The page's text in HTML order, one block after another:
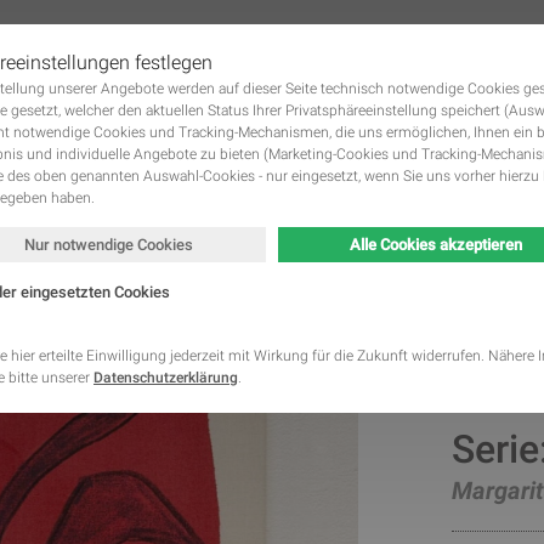
Navigation
überspringen
GALERIE DIE KÜNSTLER KUNST MIETEN UND KUNST
festlegen
unserer Angebote werden auf dieser Seite technisch notwendige Cookies
gesetzt, welcher den aktuellen Status Ihrer Privatsphäreeinstellung speichert
notwendige Cookies und Tracking-Mechanismen, die uns ermöglichen, Ihnen ein
und individuelle Angebote zu bieten (Marketing-Cookies und Tracking-
des oben genannten Auswahl-Cookies - nur eingesetzt, wenn Sie uns vorher hierzu
haben.
Nur notwendige Cookies Alle Cookies akzeptieren
eingesetzten Cookies
Notwendig
This cookie is native to PHP applications. The
store and identify a users' unique session ID for the
managing user session on the website. The cookie
Statistik
This cookie is used by Google Analytics to
Statistik 2 Jahre
to calculate visitor, session, campaign data and
information anonymously and assign a randomly
hier erteilte Einwilligung jederzeit mit Wirkung für die Zukunft widerrufen. Nähere
bitte unserer Datenschutzerklärung.